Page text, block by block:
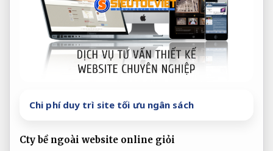
Chi phí duy trì site tối ưu ngân sách
Cty bề ngoài website online giỏi